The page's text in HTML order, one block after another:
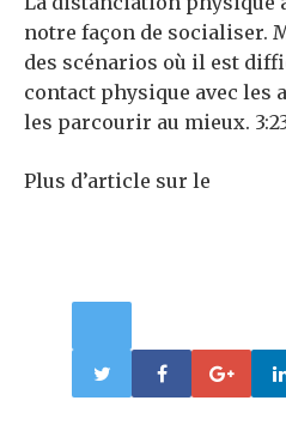
notre façon de socialiser.
des scénarios où il est
contact physique avec les
les parcourir au mieux.
Plus d’article sur le